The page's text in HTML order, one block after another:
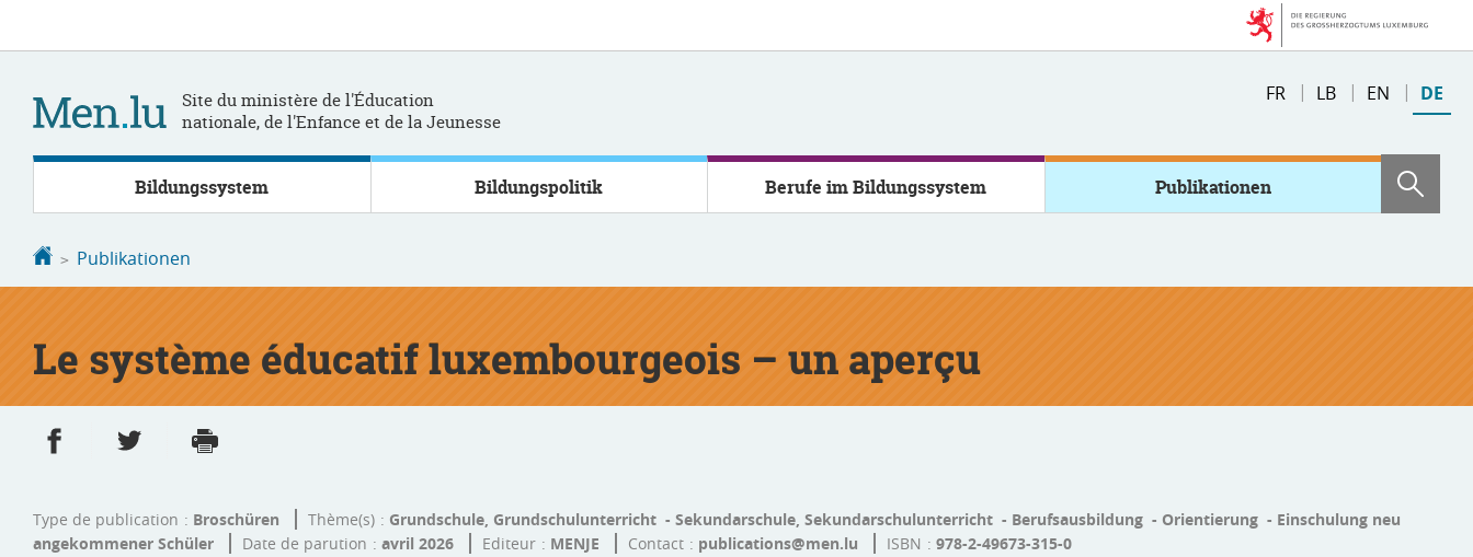
Site du ministère de l'Éducation
nationale, de l'Enfance et de la Jeunesse
Changer
FR LB EN DE
Bildungssystem Bildungspolitik Berufe im Bildungssystem Publikationen
Startseite
Publikationen
Le système éducatif luxembourgeois – un aperçu
Partager sur Facebook
Partager sur Twitter
Type de publication Broschüren Thème(s)
Grundschule, Grundschulunterricht - Sekundarschule, Sekundarschulunterricht - Berufsausbildung - Orientierung - Einschulung neu
angekommener Schüler
Date de parution avril 2026 Editeur MENJE Contact publications@men.lu ISBN 978-2-49673-315-0